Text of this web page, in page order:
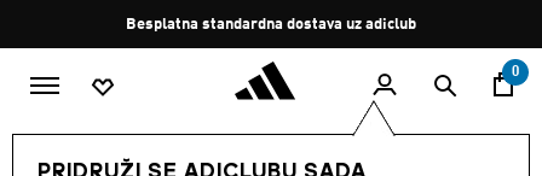
Zaustavi
rotaciju
Besplatna standardna dostava uz adiclub
0
Obuća